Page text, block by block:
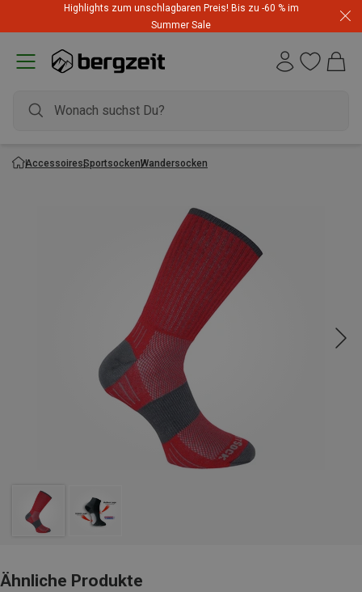
Highlights zum unschlagbaren Preis! Bis zu -60 % im
Summer Sale
AccessoiresSportsockenWandersocken
Ähnliche Produkte